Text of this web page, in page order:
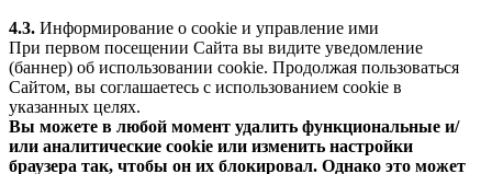
4.3. Информирование о cookie и управление ими
При первом посещении Сайта вы видите уведомление
(баннер) об использовании cookie. Продолжая пользоваться
Сайтом, вы соглашаетесь с использованием cookie в
указанных целях.
Вы можете в любой момент удалить функциональные и/
или аналитические cookie или изменить настройки
браузера так, чтобы он их блокировал. Однако это может